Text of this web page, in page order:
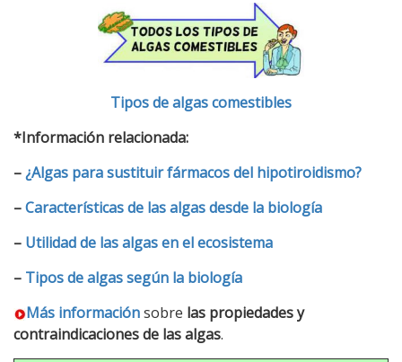
Tipos de algas comestibles
*Información relacionada:
–¿Algas para sustituir fármacos del hipotiroidismo?
–Características de las algas desde la biología
– Utilidad de las algas en el ecosistema
– Tipos de algas según la biología
Más informaciónsobre las propiedades y
contraindicaciones de las algas.